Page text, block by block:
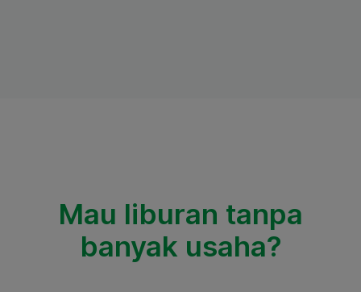
Mau liburan tanpa
banyak usaha?